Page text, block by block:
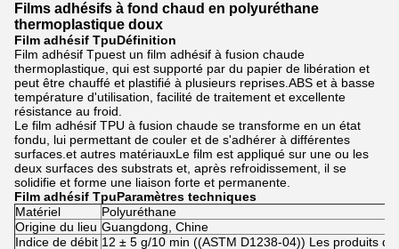
Films adhésifs à fond chaud en polyuréthane
thermoplastique doux
Film adhésif TpuDéfinition
Film adhésif Tpuest un film adhésif à fusion chaude
thermoplastique, qui est supporté par du papier de libération et
peut être chauffé et plastifié à plusieurs reprises.ABS et à basse
température d'utilisation, facilité de traitement et excellente
résistance au froid.
Le film adhésif TPU à fusion chaude se transforme en un état
fondu, lui permettant de couler et de s'adhérer à différentes
surfaces.et autres matériauxLe film est appliqué sur une ou les
deux surfaces des substrats et, après refroidissement, il se
solidifie et forme une liaison forte et permanente.
Film adhésif TpuParamètres techniques
Matériel
Polyuréthane
Origine du lieu Guangdong, Chine
Indice de débit 12 ± 5 g/10 min ((ASTM D1238-04)) Les produits